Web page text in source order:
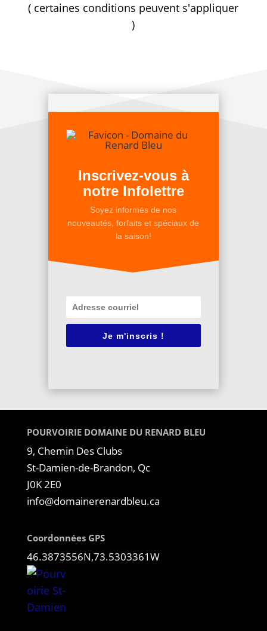
( certaines conditions peuvent s'appliquer
)
Inscrivez-vous à
notre Infolettre
Soyez informés de nos
nouveautés, forfaits et spéciaux de
la saison!
Je m'inscris !
POURVOIRIE DOMAINE DU RENARD BLEU
9, Chemin Des Clubs
St-Damien-de-Brandon, Qc
J0K 2E0
info@domainerenardbleu.ca
Coordonnées GPS
46.3873556N,73.5303361W